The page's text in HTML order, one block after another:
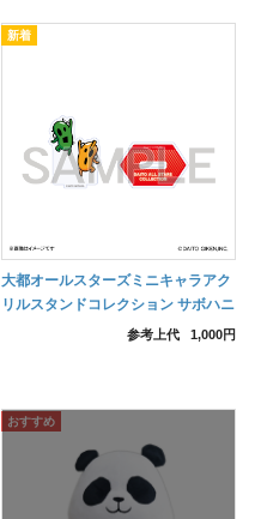
大都オールスターズミニキャラアク
リルスタンドコレクション サボハニ
参考上代 1,000円